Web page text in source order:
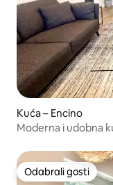
Kuća – Encino
Moderna i udobna
Odabrali gosti
Odabrali gosti